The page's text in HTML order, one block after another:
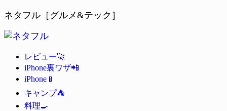
ネタフル［グルメ&テック］
レビュー🚀
iPhone裏ワザ📲
iPhone 📱
キャンプ⛺
料理🍳